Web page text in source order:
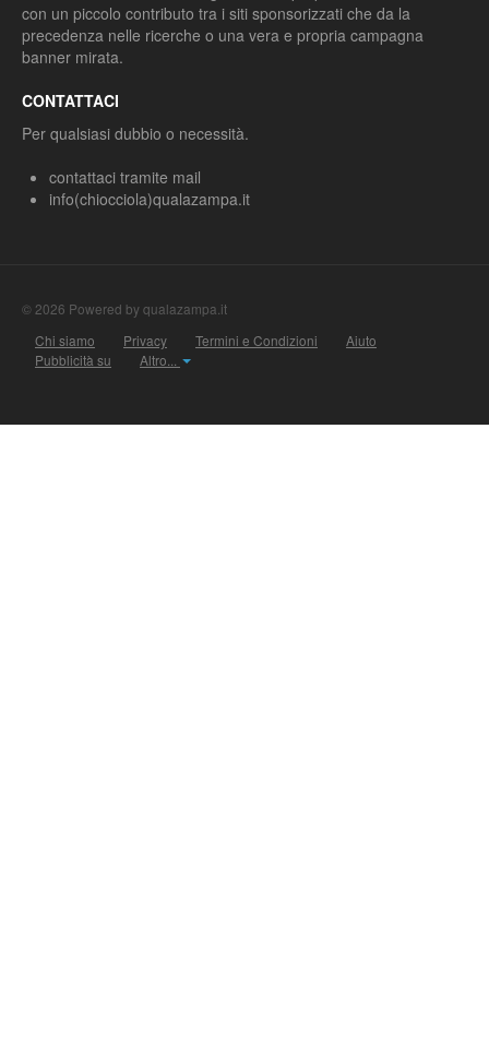
con un piccolo contributo tra i siti sponsorizzati che da la
precedenza nelle ricerche o una vera e propria campagna
banner mirata.
CONTATTACI
Per qualsiasi dubbio o necessità.
contattaci tramite mail
info(chiocciola)qualazampa.it
© 2026 Powered by qualazampa.it
Chi siamo
Privacy Termini e Condizioni
Aiuto
Pubblicità su
Altro...